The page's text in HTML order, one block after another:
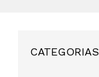
CATEGORIAS